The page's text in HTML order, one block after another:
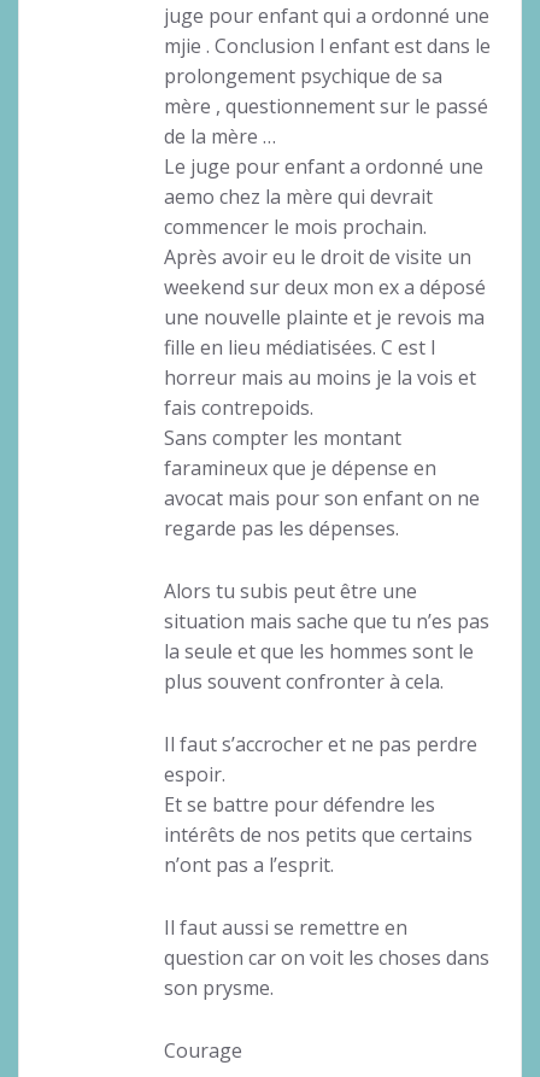
juge pour enfant qui a ordonné une
mjie . Conclusion l enfant est dans le
prolongement psychique de sa
mère , questionnement sur le passé
de la mère …
Le juge pour enfant a ordonné une
aemo chez la mère qui devrait
commencer le mois prochain.
Après avoir eu le droit de visite un
weekend sur deux mon ex a déposé
une nouvelle plainte et je revois ma
fille en lieu médiatisées. C est l
horreur mais au moins je la vois et
fais contrepoids.
Sans compter les montant
faramineux que je dépense en
avocat mais pour son enfant on ne
regarde pas les dépenses.
Alors tu subis peut être une
situation mais sache que tu n’es pas
la seule et que les hommes sont le
plus souvent confronter à cela.
Il faut s’accrocher et ne pas perdre
espoir.
Et se battre pour défendre les
intérêts de nos petits que certains
n’ont pas a l’esprit.
Il faut aussi se remettre en
question car on voit les choses dans
son prysme.
Courage